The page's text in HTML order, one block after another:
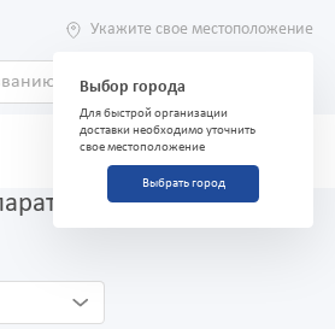
Укажите свое местоположение
Выбор города
Для быстрой организации
доставки необходимо уточнить
свое местоположение
Выбрать город
Дюфастон 10 мг